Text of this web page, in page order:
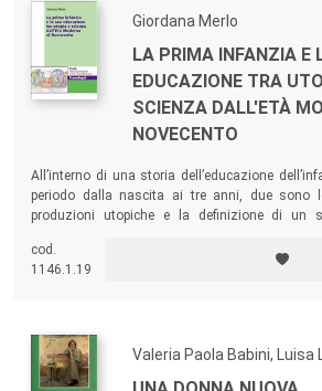
Giordana Merlo
LA PRIMA INFANZIA E
EDUCAZIONE TRA
SCIENZA DALL'ETÀ
NOVECENTO
All’interno di una storia dell’educazione
periodo dalla nascita ai tre anni, due sono
produzioni utopiche e la definizione di un
aprono a sempre maggiori attenzioni educative.
cod.
1146.1.19
Valeria Paola Babini, Luisa